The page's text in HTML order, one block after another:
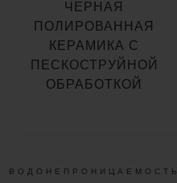
ЧЕРНАЯ
ПОЛИРОВАННАЯ
КЕРАМИКА С
ПЕСКОСТРУЙНОЙ
ОБРАБОТКОЙ
ВОДОНЕПРОНИЦАЕМОСТЬ